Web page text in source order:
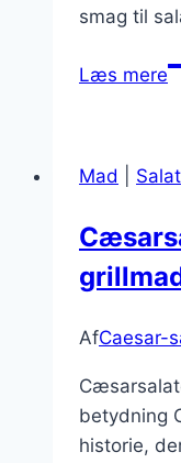
smag til
Læs mere
Mad Salat
AfCaesar-
betydning
historie,